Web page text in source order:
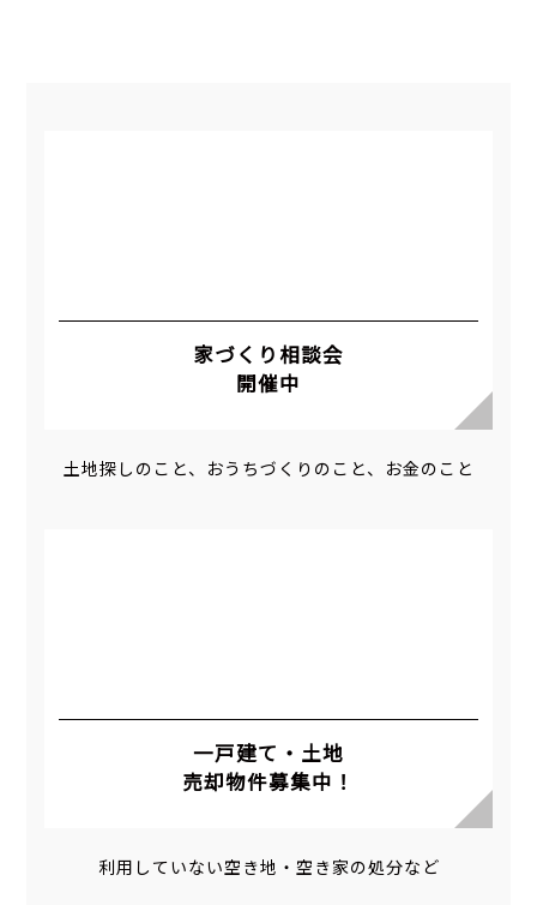
家づくり相談会
開催中
土地探しのこと、おうちづくりのこと、お金のこと
一戸建て・土地
売却物件募集中！
利用していない空き地・空き家の処分など